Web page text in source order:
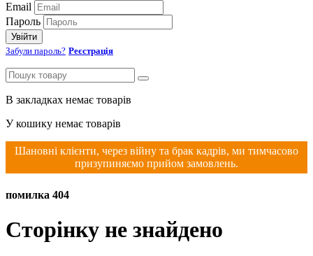
Email
Пароль
Увійти
Забули пароль? Реєстрація
В закладках немає товарів
У кошику немає товарів
Шановні клієнти, через війну та брак кадрів, ми тимчасово
призупиняємо прийом замовлень.
помилка 404
Сторінку не знайдено